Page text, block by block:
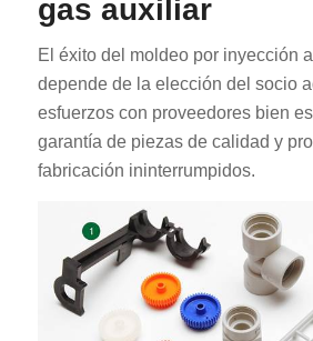
gas auxiliar
El éxito del moldeo por inyección
depende de la elección del socio
esfuerzos con proveedores bien
garantía de piezas de calidad y
fabricación ininterrumpidos.